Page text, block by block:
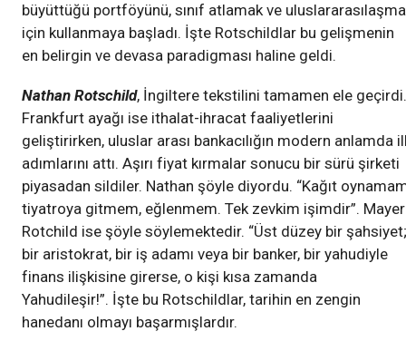
büyüttüğü portföyünü, sınıf atlamak ve
için kullanmaya başladı. İşte Rotschildlar bu gelişmenin
en belirgin ve devasa paradigması haline geldi.
Nathan Rotschild, İngiltere tekstilini tamamen ele geçirdi.
Frankfurt ayağı ise ithalat-ihracat faaliyetlerini
geliştirirken, uluslar arası bankacılığın modern anlamda
adımlarını attı. Aşırı fiyat kırmalar sonucu bir sürü şirketi
piyasadan sildiler. Nathan şöyle diyordu. “Kağıt
tiyatroya gitmem, eğlenmem. Tek zevkim işimdir”. Mayer
Rotchild ise şöyle söylemektedir. “Üst düzey bir şahsiyet;
bir aristokrat, bir iş adamı veya bir banker, bir yahudiyle
finans ilişkisine girerse, o kişi kısa zamanda
Yahudileşir!”. İşte bu Rotschildlar, tarihin en zengin
hanedanı olmayı başarmışlardır.